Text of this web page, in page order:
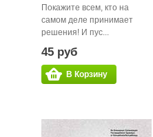
Покажите всем, кто на
самом деле принимает
решения! И пус...
45 руб
В Корзину